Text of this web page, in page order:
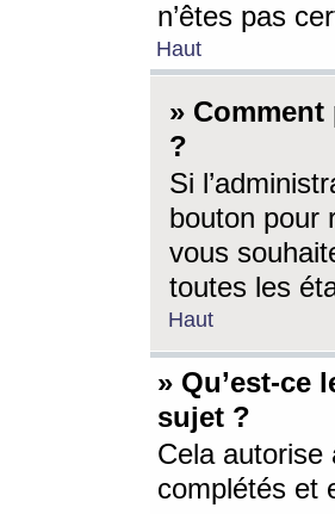
n’êtes pas
Haut
»
?
Si
bouton pour
vous
toutes les
Haut
» Qu’est-ce
sujet ?
Cela autorise
complétés et